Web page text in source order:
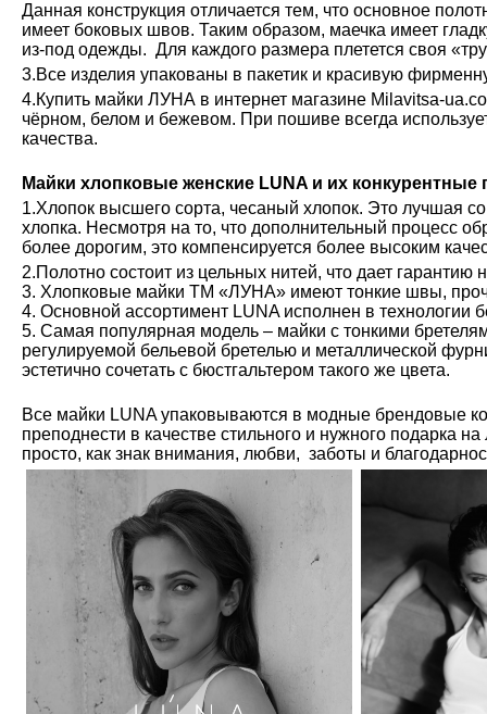
Данная конструкция отличается тем, что основное
имеет боковых швов. Таким образом, маечка имеет
из-под одежды. Для каждого размера плетется своя
3.Все изделия упакованы в пакетик и красивую
4.Купить майки ЛУНА в интернет магазине Milavitsa-
чёрном, белом и бежевом. При пошиве всегда
качества.
Майки хлопковые женские LUNA и их конкурентные
1.Хлопок высшего сорта, чесаный хлопок. Это лучшая
хлопка. Несмотря на то, что дополнительный процесс
более дорогим, это компенсируется более высоким
2.Полотно состоит из цельных нитей, что дает гарантию
3. Хлопковые майки ТМ «ЛУНА» имеют тонкие швы,
4. Основной ассортимент LUNA исполнен в технологии
5. Самая популярная модель – майки с тонкими
регулируемой бельевой бретелью и металлической
эстетично сочетать с бюстгальтером такого же цвета.
Все майки LUNA упаковываются в модные брендовые
преподнести в качестве стильного и нужного подарка
просто, как знак внимания, любви, заботы и